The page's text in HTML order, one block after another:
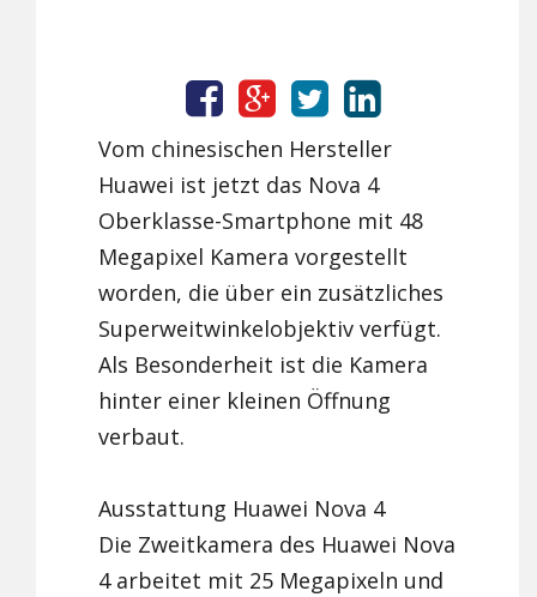
Vom chinesischen Hersteller
Huawei ist jetzt das Nova 4
Oberklasse-Smartphone mit 48
Megapixel Kamera vorgestellt
worden, die über ein zusätzliches
Superweitwinkelobjektiv verfügt.
Als Besonderheit ist die Kamera
hinter einer kleinen Öffnung
verbaut.
Ausstattung Huawei Nova 4
Die Zweitkamera des Huawei Nova
4 arbeitet mit 25 Megapixeln und